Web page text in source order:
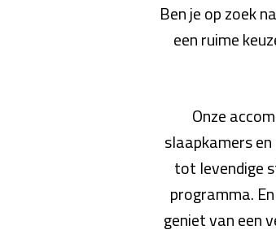
Ben je op zoek
een ruime
Onze
slaapkamers
tot levendige
programma.
geniet van een